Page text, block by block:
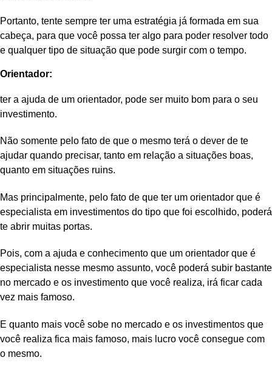
Portanto, tente sempre ter uma estratégia já formada em sua
cabeça, para que você possa ter algo para poder resolver todo
e qualquer tipo de situação que pode surgir com o tempo.
Orientador:
ter a ajuda de um orientador, pode ser muito bom para o seu
investimento.
Não somente pelo fato de que o mesmo terá o dever de te
ajudar quando precisar, tanto em relação a situações boas,
quanto em situações ruins.
Mas principalmente, pelo fato de que ter um orientador que é
especialista em investimentos do tipo que foi escolhido, poderá
te abrir muitas portas.
Pois, com a ajuda e conhecimento que um orientador que é
especialista nesse mesmo assunto, você poderá subir bastante
no mercado e os investimento que você realiza, irá ficar cada
vez mais famoso.
E quanto mais você sobe no mercado e os investimentos que
você realiza fica mais famoso, mais lucro você consegue com
o mesmo.